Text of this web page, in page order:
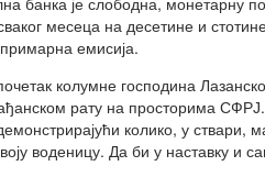
месеца на десетине и
емисија.
колумне господина
рату на просторима
колико, у
воденицу. Да би у наставку и